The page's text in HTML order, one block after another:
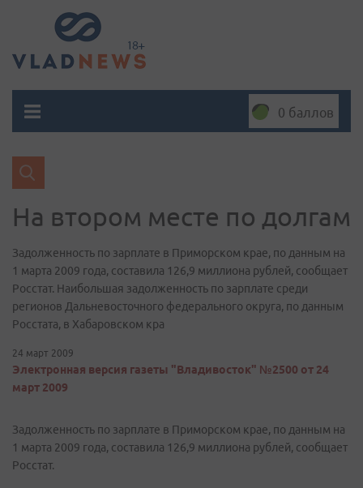
0 баллов
На втором месте по долгам
Задолженность по зарплате в Приморском крае, по данным на
1 марта 2009 года, составила 126,9 миллиона рублей, сообщает
Росстат. Наибольшая задолженность по зарплате среди
регионов Дальневосточного федерального округа, по данным
Росстата, в Хабаровском кра
24 март 2009
Электронная версия газеты "Владивосток" №2500 от 24
март 2009
Задолженность по зарплате в Приморском крае, по данным на
1 марта 2009 года, составила 126,9 миллиона рублей, сообщает
Росстат.